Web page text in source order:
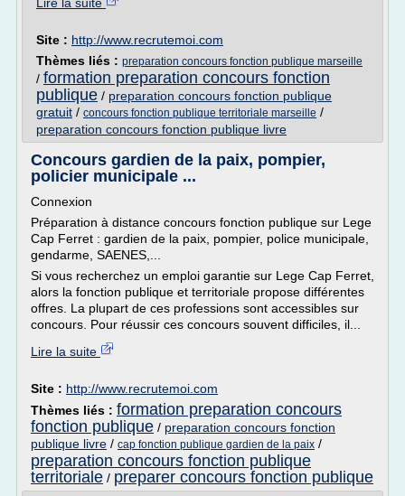
Site : http://www.recrutemoi.com
Thèmes liés : preparation concours fonction publique marseille
/ formation preparation concours fonction
publique / preparation concours fonction publique
gratuit / concours fonction publique territoriale marseille /
preparation concours fonction publique livre
Concours gardien de la paix, pompier,
policier municipale ...
Connexion
Préparation à distance concours fonction publique sur Lege
Cap Ferret : gardien de la paix, pompier, police municipale,
gendarme, SAENES,...
Si vous recherchez un emploi garantie sur Lege Cap Ferret,
alors la fonction publique et territoriale propose différentes
offres. La plupart de ces professions sont accessibles sur
concours. Pour réussir ces concours souvent difficiles, il...
Lire la suite
Site : http://www.recrutemoi.com
Thèmes liés : formation preparation concours
fonction publique / preparation concours fonction
publique livre / cap fonction publique gardien de la paix /
preparation concours fonction publique
territoriale / preparer concours fonction publique